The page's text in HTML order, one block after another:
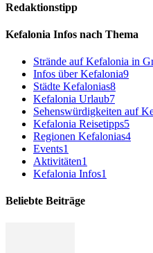
Redaktionstipp
Kefalonia Infos nach Thema
Strände auf Kefalonia in
Infos über Kefalonia9
Städte Kefalonias8
Kefalonia Urlaub7
Sehenswürdigkeiten auf
Kefalonia Reisetipps5
Regionen Kefalonias4
Events1
Aktivitäten1
Kefalonia Infos1
Beliebte Beiträge